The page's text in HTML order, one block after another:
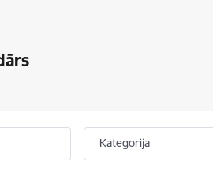
Kategorija